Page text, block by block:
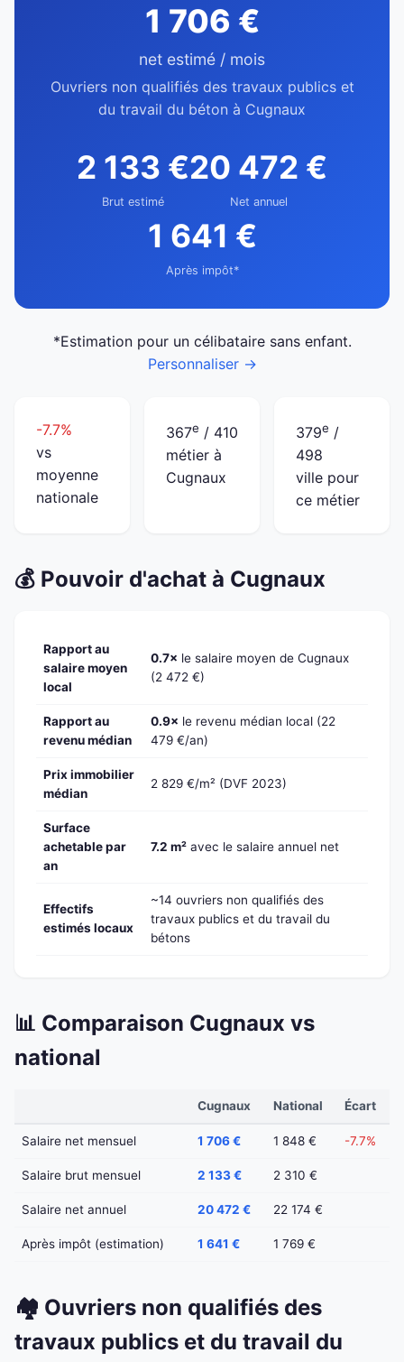
1 706 €
net estimé / mois
Ouvriers non qualifiés des travaux publics et
du travail du béton à Cugnaux
2 133 €
Brut estimé
20 472 €
Net annuel
1 641 €
Après impôt*
*Estimation pour un célibataire sans enfant.
Personnaliser →
-7.7%
vs
moyenne
nationale
367e / 410
métier à
Cugnaux
379e /
498
ville pour
ce métier
💰 Pouvoir d'achat à Cugnaux
Rapport au
salaire moyen
local
0.7× le salaire moyen de Cugnaux
(2 472 €)
Rapport au
revenu médian
0.9× le revenu médian local (22
479 €/an)
Prix immobilier
médian
2 829 €/m² (DVF 2023)
Surface
achetable par
an
7.2 m² avec le salaire annuel net
Effectifs
estimés locaux
~14 ouvriers non qualifiés des
travaux publics et du travail du
bétons
📊 Comparaison Cugnaux vs
national
Cugnaux National Écart
Salaire net mensuel 1 706 € 1 848 € -7.7%
Salaire brut mensuel 2 133 € 2 310 €
Salaire net annuel 20 472 € 22 174 €
Après impôt (estimation) 1 641 € 1 769 €
🏘️ Ouvriers non qualifiés des
travaux publics et du travail du